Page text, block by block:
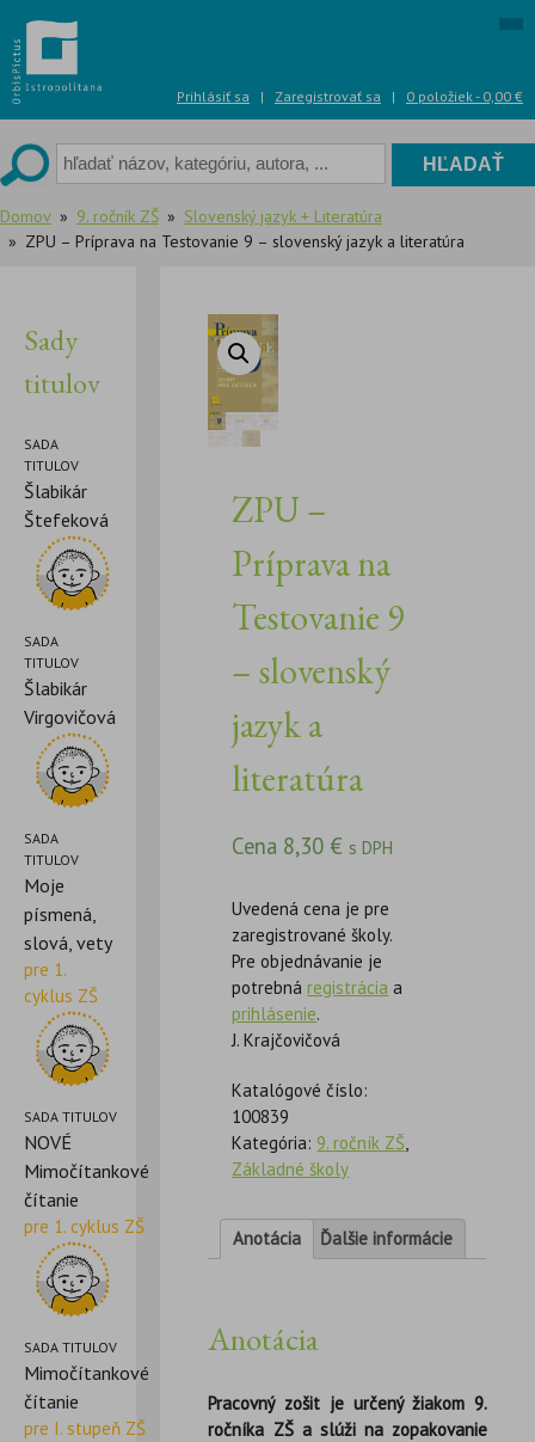
to
content
Prihlásiť sa | Zaregistrovať sa | 0 položiek - 0,00 €
Domov 9. ročník ZŠ
Slovenský jazyk + Literatúra
ZPU – Príprava na Testovanie 9 – slovenský jazyk a literatúra
Sady
titulov
SADA
TITULOV
Šlabikár
Štefeková
SADA
TITULOV
Šlabikár
Virgovičová
SADA
TITULOV
Moje
písmená,
slová, vety
pre 1.
cyklus ZŠ
SADA TITULOV
NOVÉ
Mimočítankové
čítanie
pre 1. cyklus ZŠ
SADA TITULOV
Mimočítankové
čítanie
pre I. stupeň ZŠ
ZPU –
Príprava na
Testovanie 9
– slovenský
jazyk a
literatúra
Cena 8,30 € s DPH
Uvedená cena je pre
zaregistrované školy.
Pre objednávanie je
potrebnáregistrácia a
prihlásenie.
J. Krajčovičová
Katalógové číslo:
100839
Kategória: 9. ročník ZŠ,
Základné školy
Anotácia Ďalšie informácie
Anotácia
Pracovný zošit je určený žiakom 9.
ročníka ZŠ a slúži na zopakovanie